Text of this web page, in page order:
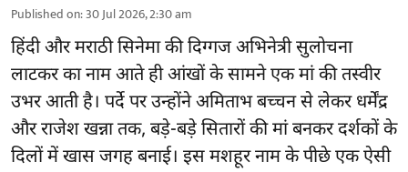
Published on:30 Jul 2026, 2:30 am
हिंदी और मराठी सिनेमा की दिग्गज अभिनेत्री सुलोचना
लाटकर का नाम आते ही आंखों के सामने एक मां की तस्वीर
उभर आती है। पर्दे पर उन्होंने अमिताभ बच्चन से लेकर धर्मेंद्र
और राजेश खन्ना तक, बड़े-बड़े सितारों की मां बनकर दर्शकों के
दिलों में खास जगह बनाई। इस मशहूर नाम के पीछे एक ऐसी